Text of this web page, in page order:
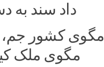
داد سند به
مگوی کشور
مگوی ملک